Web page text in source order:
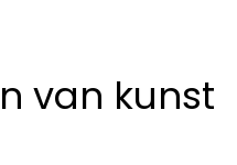
van kunst